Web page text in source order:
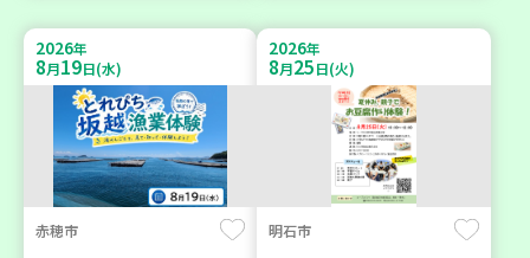
2026年
8月19日(水)
赤穂市
2026年
8月25日(火)
明石市